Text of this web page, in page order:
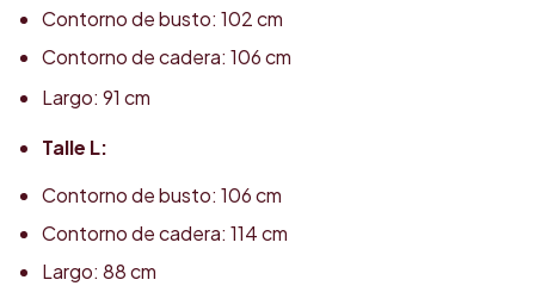
Contorno de busto: 102 cm
Contorno de cadera: 106 cm
Largo: 91 cm
Talle L:
Contorno de busto: 106 cm
Contorno de cadera: 114 cm
Largo: 88 cm